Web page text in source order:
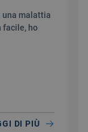
una malattia
facile, ho
DI PIÙ